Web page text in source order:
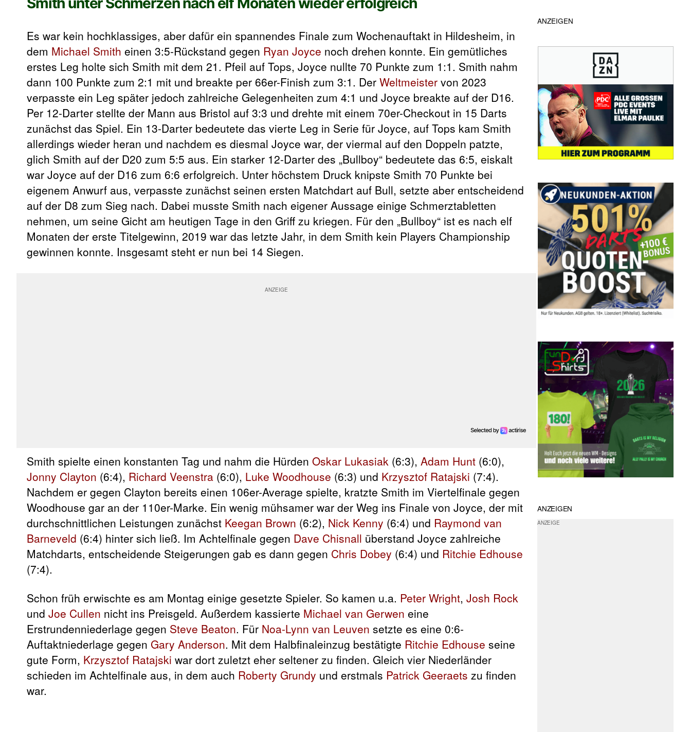
Es war kein hochklassiges, aber dafür ein spannendes Finale zum Wochenauftakt in Hildesheim, in
dem Michael Smith einen 3:5-Rückstand gegen Ryan Joyce noch drehen konnte. Ein gemütliches
erstes Leg holte sich Smith mit dem 21. Pfeil auf Tops, Joyce nullte 70 Punkte zum 1:1. Smith nahm
dann 100 Punkte zum 2:1 mit und breakte per 66er-Finish zum 3:1. Der Weltmeister von 2023
verpasste ein Leg später jedoch zahlreiche Gelegenheiten zum 4:1 und Joyce breakte auf der D16.
Per 12-Darter stellte der Mann aus Bristol auf 3:3 und drehte mit einem 70er-Checkout in 15 Darts
zunächst das Spiel. Ein 13-Darter bedeutete das vierte Leg in Serie für Joyce, auf Tops kam Smith
allerdings wieder heran und nachdem es diesmal Joyce war, der viermal auf den Doppeln patzte,
glich Smith auf der D20 zum 5:5 aus. Ein starker 12-Darter des „Bullboy“ bedeutete das 6:5, eiskalt
war Joyce auf der D16 zum 6:6 erfolgreich. Unter höchstem Druck knipste Smith 70 Punkte bei
eigenem Anwurf aus, verpasste zunächst seinen ersten Matchdart auf Bull, setzte aber entscheidend
auf der D8 zum Sieg nach. Dabei musste Smith nach eigener Aussage einige Schmerztabletten
nehmen, um seine Gicht am heutigen Tage in den Griff zu kriegen. Für den „Bullboy“ ist es nach elf
Monaten der erste Titelgewinn, 2019 war das letzte Jahr, in dem Smith kein Players Championship
gewinnen konnte. Insgesamt steht er nun bei 14 Siegen.
Smith spielte einen konstanten Tag und nahm die Hürden Oskar Lukasiak (6:3), Adam Hunt (6:0),
Jonny Clayton (6:4), Richard Veenstra (6:0), Luke Woodhouse (6:3) und Krzysztof Ratajski (7:4).
Nachdem er gegen Clayton bereits einen 106er-Average spielte, kratzte Smith im Viertelfinale gegen
Woodhouse gar an der 110er-Marke. Ein wenig mühsamer war der Weg ins Finale von Joyce, der mit
durchschnittlichen Leistungen zunächst Keegan Brown (6:2), Nick Kenny (6:4) und Raymond van
Barneveld (6:4) hinter sich ließ. Im Achtelfinale gegen Dave Chisnall überstand Joyce zahlreiche
Matchdarts, entscheidende Steigerungen gab es dann gegen Chris Dobey (6:4) und Ritchie Edhouse
(7:4).
Schon früh erwischte es am Montag einige gesetzte Spieler. So kamen u.a. Peter Wright, Josh Rock
und Joe Cullen nicht ins Preisgeld. Außerdem kassierte Michael van Gerwen eine
Erstrundenniederlage gegen Steve Beaton. Für Noa-Lynn van Leuven setzte es eine 0:6-
Auftaktniederlage gegen Gary Anderson. Mit dem Halbfinaleinzug bestätigte Ritchie Edhouse seine
gute Form, Krzysztof Ratajski war dort zuletzt eher seltener zu finden. Gleich vier Niederländer
schieden im Achtelfinale aus, in dem auch Roberty Grundy und erstmals Patrick Geeraets zu finden
war.
ANZEIGEN
ANZEIGEN